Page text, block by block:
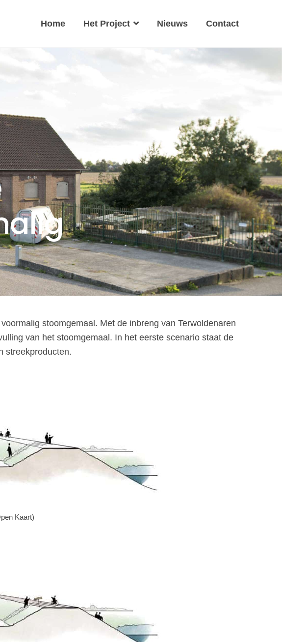
Home Het Project Nieuws Contact
stoomgemaal. Met de inbreng van Terwoldenaren
van het stoomgemaal. In het eerste scenario staat de
streekproducten.
Kaart)